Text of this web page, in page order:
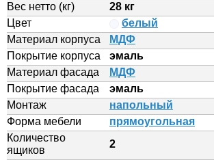
Вес нетто (кг)
28 кг
Цвет
белый
Материал корпуса
МДФ
Покрытие корпуса
эмаль
Материал фасада
МДФ
Покрытие фасада
эмаль
Монтаж
напольный
Форма мебели
прямоугольная
Количество
ящиков
2